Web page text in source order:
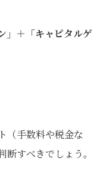
」＋「キャピタルゲ
（手数料や税金な
すべきでしょう。